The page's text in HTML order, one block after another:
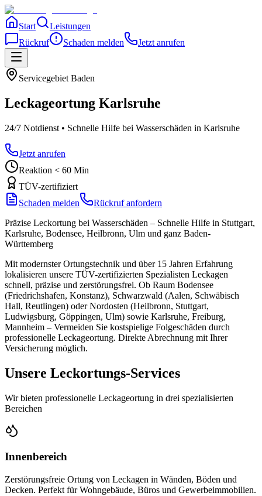
Start
Leistungen
Rückruf
Schaden melden Jetzt anrufen
Servicegebiet Baden
Leckageortung Karlsruhe
24/7 Notdienst • Schnelle Hilfe bei Wasserschäden in Karlsruhe
Jetzt anrufen
Reaktion < 60 Min
TÜV-zertifiziert
Schaden melden
Rückruf anfordern
Präzise Leckortung bei Wasserschäden – Schnelle Hilfe in Stuttgart,
Karlsruhe, Bodensee, Heilbronn, Ulm und ganz Baden-
Württemberg
Mit modernster Ortungstechnik und über 15 Jahren Erfahrung
lokalisieren unsere TÜV-zertifizierten Spezialisten Leckagen
schnell, präzise und zerstörungsfrei. Ob Raum Bodensee
(Friedrichshafen, Konstanz), Schwarzwald (Aalen, Schwäbisch
Hall, Reutlingen) oder Nordosten (Heilbronn, Stuttgart,
Ludwigsburg, Göppingen, Ulm) sowie Karlsruhe, Freiburg,
Mannheim – Vermeiden Sie kostspielige Folgeschäden durch
professionelle Leckageortung. Direkte Abrechnung mit Ihrer
Versicherung möglich.
Unsere Leckortungs-Services
Wir bieten professionelle Leckageortung in drei spezialisierten
Bereichen
Innenbereich
Zerstörungsfreie Ortung von Leckagen in Wänden, Böden und
Decken. Perfekt für Wohngebäude, Büros und Gewerbeimmobilien.